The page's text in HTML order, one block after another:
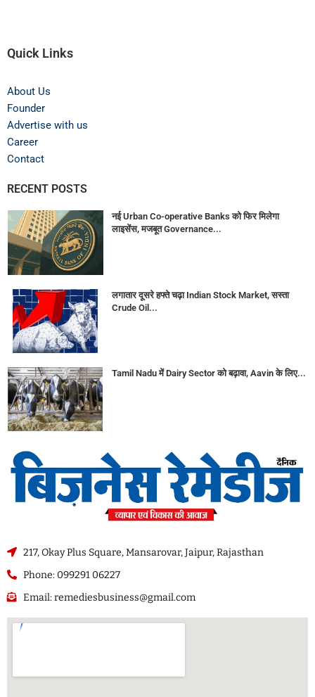
Quick Links
About Us
Founder
Advertise with us
Career
Contact
RECENT POSTS
नई Urban Co-operative Banks को फिर मिलेगा
लाइसेंस, मजबूत Governance...
लगातार दूसरे हफ्ते चढ़ा Indian Stock Market, सस्ता
Crude Oil...
Tamil Nadu में Dairy Sector को बढ़ावा, Aavin के लिए...
217, Okay Plus Square, Mansarovar, Jaipur, Rajasthan
Phone: 099291 06227
Email: remediesbusiness@gmail.com